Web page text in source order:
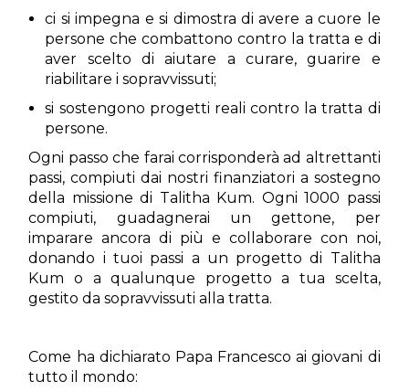
ci si impegna e si dimostra di avere a cuore le
persone che combattono contro la tratta e di
aver scelto di aiutare a curare, guarire e
riabilitare i sopravvissuti;
si sostengono progetti reali contro la tratta di
persone.
Ogni passo che farai corrisponderà ad altrettanti
passi, compiuti dai nostri finanziatori a sostegno
della missione di Talitha Kum. Ogni 1000 passi
compiuti, guadagnerai un gettone, per
imparare ancora di più e collaborare con noi,
donando i tuoi passi a un progetto di Talitha
Kum o a qualunque progetto a tua scelta,
gestito da sopravvissuti alla tratta.
Come ha dichiarato Papa Francesco ai giovani di
tutto il mondo: